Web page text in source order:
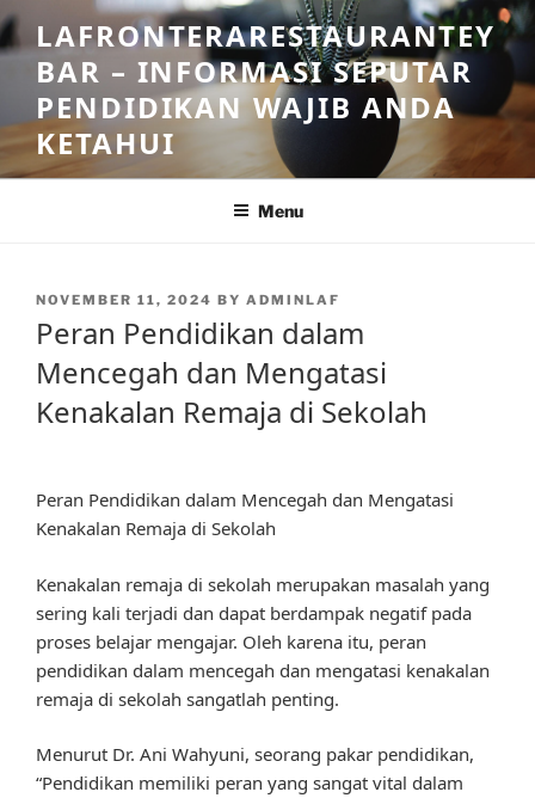
Skip
to
content
LAFRONTERARESTAURANTEY
BAR – INFORMASI SEPUTAR
PENDIDIKAN WAJIB ANDA
KETAHUI
Menu
POSTED
NOVEMBER 11, 2024 BY ADMINLAF
Peran Pendidikan dalam
Mencegah dan Mengatasi
Kenakalan Remaja di Sekolah
Peran Pendidikan dalam Mencegah dan Mengatasi
Kenakalan Remaja di Sekolah
Kenakalan remaja di sekolah merupakan masalah yang
sering kali terjadi dan dapat berdampak negatif pada
proses belajar mengajar. Oleh karena itu, peran
pendidikan dalam mencegah dan mengatasi kenakalan
remaja di sekolah sangatlah penting.
Menurut Dr. Ani Wahyuni, seorang pakar pendidikan,
“Pendidikan memiliki peran yang sangat vital dalam